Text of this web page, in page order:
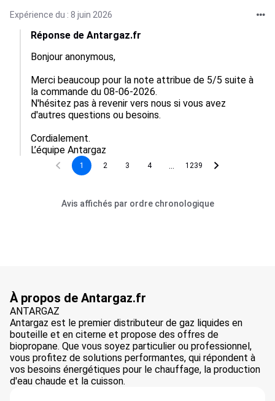
Expérience du : 8 juin 2026
Réponse de Antargaz.fr
Bonjour anonymous,
Merci beaucoup pour la note attribue de 5/5 suite à
la commande du 08-06-2026.
N'hésitez pas à revenir vers nous si vous avez
d'autres questions ou besoins.
Cordialement.
L’équipe Antargaz
1 2 3 4 1239
Avis affichés par ordre chronologique
À propos de Antargaz.fr
ANTARGAZ
Antargaz est le premier distributeur de gaz liquides en
bouteille et en citerne et propose des offres de
biopropane. Que vous soyez particulier ou professionnel,
vous profitez de solutions performantes, qui répondent à
vos besoins énergétiques pour le chauffage, la production
d'eau chaude et la cuisson.